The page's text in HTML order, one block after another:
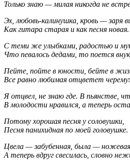
Только знаю — милая никогда не
Эх, любовь-калинушка, кровь — заря
Как гитара старая и как песня новая.
С теми же улыбками, радостью и
Что певалось дедами, то поется
Пейте, пойте в юности, бейте в
Все равно любимая отцветет
Я отцвел, не знаю где. В пьянстве,
В молодости нравился, а теперь
Потому хорошая песня у соловушки,
Песня панихидная по моей головушке.
Цвела — забубенная, была — ножевая,
А теперь вдруг свесилась, словно